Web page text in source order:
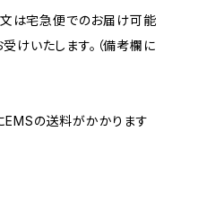
は宅急便でのお届け可能
けいたします。（備考欄に
の送料がかかります